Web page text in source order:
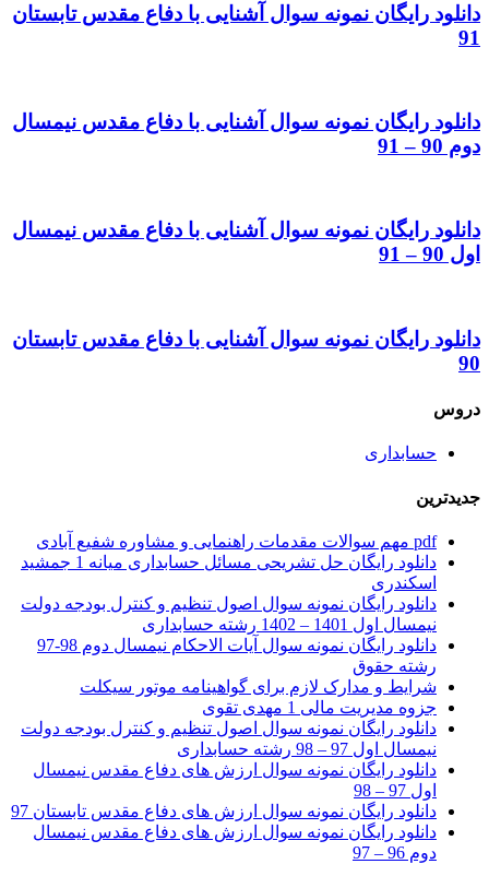
دانلود رایگان نمونه سوال آشنایی با دفاع مقدس تابستان
91
دانلود رایگان نمونه سوال آشنایی با دفاع مقدس نیمسال
دوم 90 – 91
دانلود رایگان نمونه سوال آشنایی با دفاع مقدس نیمسال
اول 90 – 91
دانلود رایگان نمونه سوال آشنایی با دفاع مقدس تابستان
90
دروس
حسابداری
جدیدترین
pdf مهم سوالات مقدمات راهنمایی و مشاوره شفیع آبادی
دانلود رایگان حل تشریحی مسائل حسابداری میانه 1 جمشید
اسکندری
دانلود رایگان نمونه سوال اصول تنظیم و کنترل بودجه دولت
نیمسال اول 1401 – 1402 رشته حسابداری
دانلود رایگان نمونه سوال آیات الاحکام نیمسال دوم 98-97
رشته حقوق
شرایط و مدارک لازم برای گواهینامه موتور سیکلت
جزوه مدیریت مالی 1 مهدی تقوی
دانلود رایگان نمونه سوال اصول تنظیم و کنترل بودجه دولت
نیمسال اول 97 – 98 رشته حسابداری
دانلود رایگان نمونه سوال ارزش های دفاع مقدس نیمسال
اول 97 – 98
دانلود رایگان نمونه سوال ارزش های دفاع مقدس تابستان 97
دانلود رایگان نمونه سوال ارزش های دفاع مقدس نیمسال
دوم 96 – 97